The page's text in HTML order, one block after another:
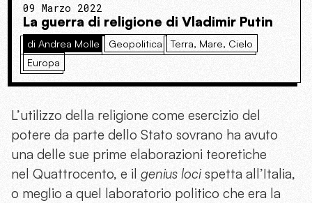
09 Marzo 2022
La guerra di religione di Vladimir Putin
di Andrea Molle Geopolitica
Terra, Mare, Cielo
Europa
L’utilizzo della religione come esercizio del
potere da parte dello Stato sovrano ha avuto
una delle sue prime elaborazioni teoretiche
nel Quattrocento, e il genius loci spetta all’Italia,
o meglio a quel laboratorio politico che era la